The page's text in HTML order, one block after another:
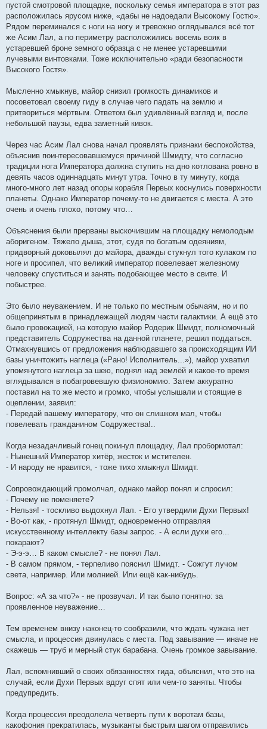
пустой смотровой площадке, поскольку семья императора в этот раз
расположилась ярусом ниже, «дабы не надоедали Высокому Гостю».
Рядом переминался с ноги на ногу и тревожно оглядывался всё тот
же Асим Лал, а по периметру расположились восемь вояк в
устаревшей броне земного образца с не менее устаревшими
лучевыми винтовками. Тоже исключительно «ради безопасности
Высокого Гостя».
Мысленно хмыкнув, майор снизил громкость динамиков и
посоветовал своему гиду в случае чего падать на землю и
притвориться мёртвым. Ответом был удивлённый взгляд и, после
небольшой паузы, едва заметный кивок.
Через час Асим Лал снова начал проявлять признаки беспокойства,
объяснив поинтересовавшемуся причиной Шмидту, что согласно
традиции нога Императора должна ступить на дно котлована ровно в
девять часов одиннадцать минут утра. Точно в ту минуту, когда
много-много лет назад опоры корабля Первых коснулись поверхности
планеты. Однако Император почему-то не двигается с места. А это
очень и очень плохо, потому что…
Объяснения были прерваны выскочившим на площадку немолодым
аборигеном. Тяжело дыша, этот, судя по богатым одеяниям,
придворный доковылял до майора, дважды стукнул того кулаком по
ноге и просипел, что великий император повелевает железному
человеку спуститься и занять подобающее место в свите. И
побыстрее.
Это было неуважением. И не только по местным обычаям, но и по
общепринятым в принадлежащей людям части галактики. А ещё это
было провокацией, на которую майор Родерик Шмидт, полномочный
представитель Содружества на данной планете, решил поддаться.
Отмахнувшись от предложения наблюдавшего за происходящим ИИ
базы уничтожить наглеца («Рано! Исполнитель...»), майор ухватил
упомянутого наглеца за шею, поднял над землёй и какое-то время
вглядывался в побагровевшую физиономию. Затем аккуратно
поставил на то же место и громко, чтобы услышали и стоящие в
оцеплении, заявил:
- Передай вашему императору, что он слишком мал, чтобы
повелевать гражданином Содружества!..
Когда незадачливый гонец покинул площадку, Лал пробормотал:
- Нынешний Император хитёр, жесток и мстителен.
- И народу не нравится, - тоже тихо хмыкнул Шмидт.
Сопровождающий промолчал, однако майор понял и спросил:
- Почему не поменяете?
- Нельзя! - тоскливо выдохнул Лал. - Его утвердили Духи Первых!
- Во-от как, - протянул Шмидт, одновременно отправляя
искусственному интеллекту базы запрос. - А если духи его...
покарают?
- Э-э-э… В каком смысле? - не понял Лал.
- В самом прямом, - терпеливо пояснил Шмидт. - Сожгут лучом
света, например. Или молнией. Или ещё как-нибудь.
Вопрос: «А за что?» - не прозвучал. И так было понятно: за
проявленное неуважение…
Тем временем внизу наконец-то сообразили, что ждать чужака нет
смысла, и процессия двинулась с места. Под завывание — иначе не
скажешь — труб и мерный стук барабана. Очень громкое завывание.
Лал, вспомнивший о своих обязанностях гида, объяснил, что это на
случай, если Духи Первых вдруг спят или чем-то заняты. Чтобы
предупредить.
Когда процессия преодолела четверть пути к воротам базы,
какофония прекратилась, музыканты быстрым шагом отправились